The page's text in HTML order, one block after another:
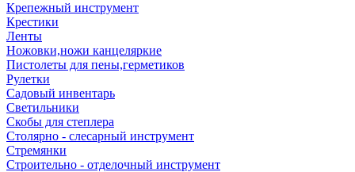
Крепежный инструмент
Крестики
Ленты
Ножовки,ножи канцеляркие
Пистолеты для пены,герметиков
Рулетки
Садовый инвентарь
Светильники
Скобы для степлера
Столярно - слесарный инструмент
Стремянки
Строительно - отделочный инструмент